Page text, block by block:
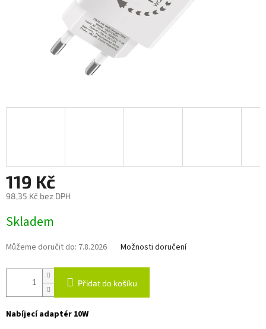
119 Kč
98,35 Kč bez DPH
cena:
Skladem
Můžeme doručit do: 7.8.2026 Možnosti doručení
Přidat do košíku
Nabíjecí adaptér 10W